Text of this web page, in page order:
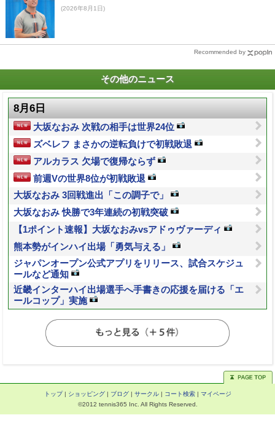
(2026年8月1日)
Recommended by
その他のニュース
8月6日
大坂なおみ 次戦の相手は世界24位
ズベレフ まさかの逆転負けで初戦敗退
アルカラス 欠場で復帰ならず
前週Vの世界8位が初戦敗退
大坂なおみ 3回戦進出「この調子で」
大坂なおみ 快勝で3年連続の初戦突破
【1ポイント速報】大坂なおみvsアドゥヴァーディ
熊本勢がインハイ出場「勇気与える」
ジャパンオープン公式アプリをリリース、試合スケジュ
ールなど通知
近畿インターハイ出場選手へ手書きの応援を届ける「エ
ールコップ」実施
トップ| ショッピング| ブログ| サークル| コート検索| マイページ
©2012 tennis365 Inc. All Rights Reserved.